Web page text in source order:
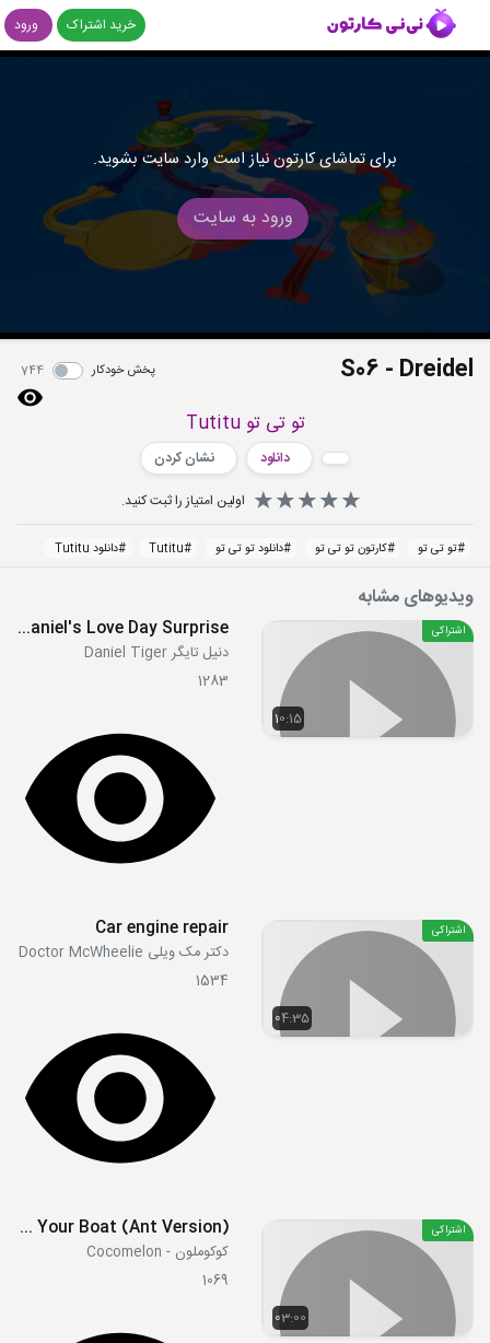
خرید اشتراک ورود
برای تماشای کارتون نیاز است وارد سایت بشوید.
ورود به سایت
S06 - Dreidel پخش خودکار 744
تو تی تو Tutitu
دانلود
نشان کردن
اولین امتیاز را ثبت کنید.
#تو تی تو #کارتون تو تی تو #دانلود تو تی تو #
Tutitu
#دانلود Tutitu
ویدیوهای مشابه
10:15
اشتراکی S02E08b - Daniel's Love Day Surprise
دنیل تایگر Daniel Tiger
1283
04:35
اشتراکی Car engine repair
دکتر مک ویلی Doctor McWheelie
1534
03:00
اشتراکی Row, Row, Row Your Boat (Ant Version)
کوکوملون - Cocomelon
1069